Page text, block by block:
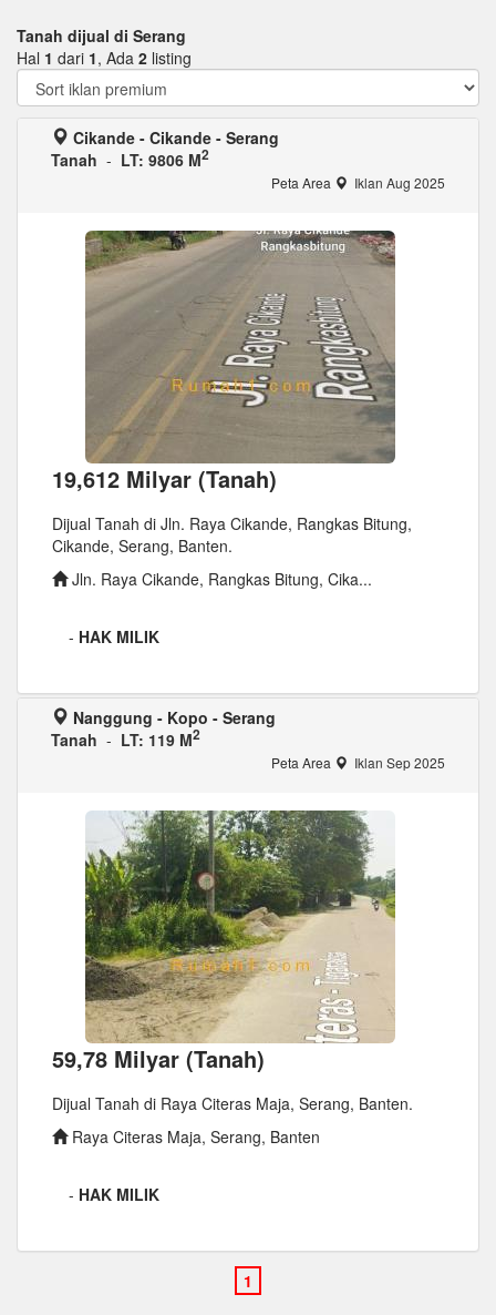
Tanah dijual di Serang
Hal 1 dari 1, Ada 2 listing
Cikande - Cikande - Serang
Tanah - LT: 9806 M2
Peta Area Iklan Aug 2025
19,612 Milyar (Tanah)
Dijual Tanah di Jln. Raya Cikande, Rangkas Bitung,
Cikande, Serang, Banten.
Jln. Raya Cikande, Rangkas Bitung, Cika...
- HAK MILIK
Nanggung - Kopo - Serang
Tanah - LT: 119 M2
Peta Area Iklan Sep 2025
59,78 Milyar (Tanah)
Dijual Tanah di Raya Citeras Maja, Serang, Banten.
Raya Citeras Maja, Serang, Banten
- HAK MILIK